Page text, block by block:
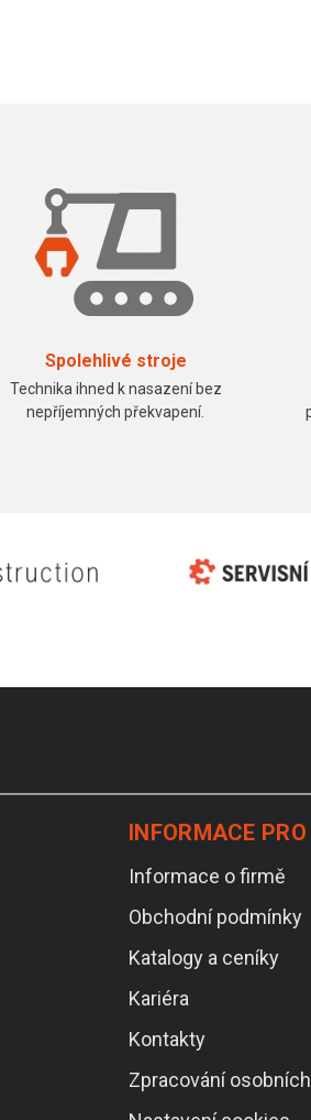
Spolehlivé stroje
Technika ihned k nasazení bez
nepříjemných překvapení.
INFORMACE
Informace o firmě
Obchodní podmínky
Katalogy a ceníky
Kariéra
Kontakty
Zpracování